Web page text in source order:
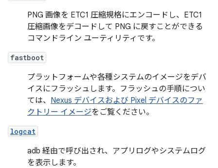
PNG 画像を ETC1 圧縮規格にエンコードし、ETC1
圧縮画像をデコードして PNG に戻すことができる
コマンドライン ユーティリティです。
fastboot
プラットフォームや各種システムのイメージをデバ
イスにフラッシュします。フラッシュの手順につい
ては、 Nexus デバイスおよび Pixel デバイスのファ
クトリー イメージをご覧ください。
logcat
adb 経由で呼び出され、アプリログやシステムログ
を表示します。